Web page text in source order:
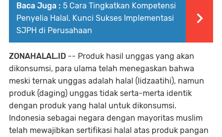
Baca Juga : 5 Cara Tingkatkan Kompetensi
Penyelia Halal, Kunci Sukses Implementasi
SJPH di Perusahaan
ZONAHALAL.ID -- Produk hasil unggas yang akan
dikonsumsi, para ulama telah menegaskan bahwa
meski ternak unggas adalah halal (lidzaatihi), namun
produk (daging) unggas tidak serta-merta identik
dengan produk yang halal untuk dikonsumsi.
Indonesia sebagai negara dengan mayoritas muslim
telah mewajibkan sertifikasi halal atas produk pangan